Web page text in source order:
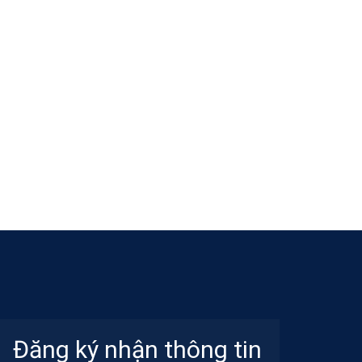
Đăng ký nhận thông tin